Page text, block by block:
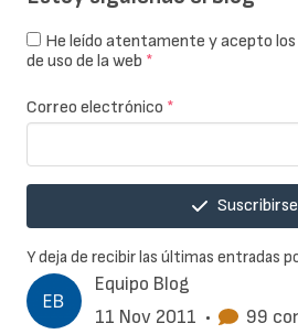
Equipo Blog
11 Nov 2011 • 99
He leído atentamente y acepto los
de uso de la web *
Correo electrónico *
Suscribirse
Y deja de recibir las últimas entradas